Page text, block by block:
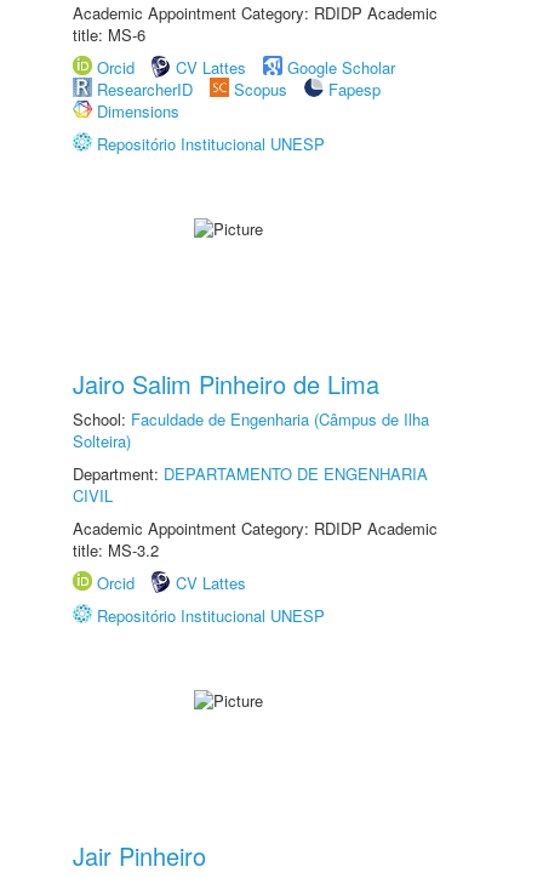
Academic Appointment Category: RDIDP Academic
title: MS-6
Orcid
CV Lattes
Google Scholar
ResearcherID
Scopus
Fapesp
Dimensions
Repositório Institucional UNESP
Jairo Salim Pinheiro de Lima
School: Faculdade de Engenharia (Câmpus de Ilha
Solteira)
Department: DEPARTAMENTO DE ENGENHARIA
CIVIL
Academic Appointment Category: RDIDP Academic
title: MS-3.2
Orcid
CV Lattes
Repositório Institucional UNESP
Jair Pinheiro